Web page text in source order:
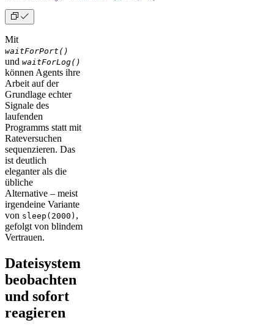
Mit
waitForPort()
und waitForLog()
können Agents ihre
Arbeit auf der
Grundlage echter
Signale des
laufenden
Programms statt mit
Rateversuchen
sequenzieren. Das
ist deutlich
eleganter als die
übliche
Alternative – meist
irgendeine Variante
von sleep(2000) ,
gefolgt von blindem
Vertrauen.
Dateisystem
beobachten
und sofort
reagieren